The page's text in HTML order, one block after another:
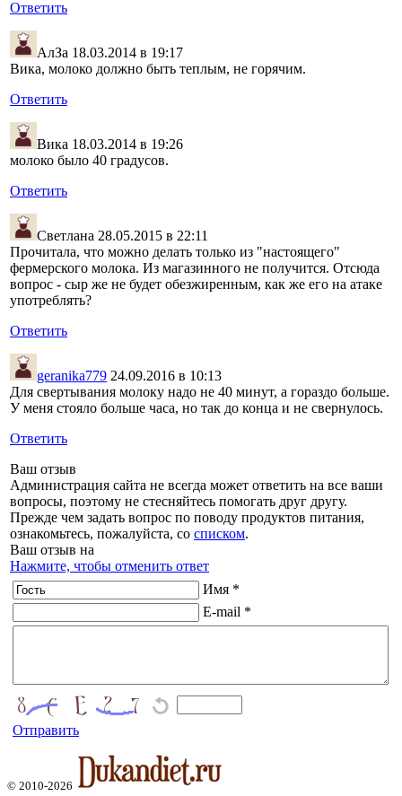
Ответить
АлЗа 18.03.2014 в 19:17
Вика, молоко должно быть теплым, не горячим.
Ответить
Вика 18.03.2014 в 19:26
молоко было 40 градусов.
Ответить
Светлана 28.05.2015 в 22:11
Прочитала, что можно делать только из "настоящего"
фермерского молока. Из магазинного не получится. Отсюда
вопрос - сыр же не будет обезжиренным, как же его на атаке
употреблять?
Ответить
geranika779 24.09.2016 в 10:13
Для свертывания молоку надо не 40 минут, а гораздо больше.
У меня стояло больше часа, но так до конца и не свернулось.
Ответить
Ваш отзыв
Администрация сайта не всегда может ответить на все ваши
вопросы, поэтому не стесняйтесь помогать друг другу.
Прежде чем задать вопрос по поводу продуктов питания,
ознакомьтесь, пожалуйста, со списком.
Ваш отзыв на
Нажмите, чтобы отменить ответ
Имя *
E-mail *
Отправить
© 2010-2026